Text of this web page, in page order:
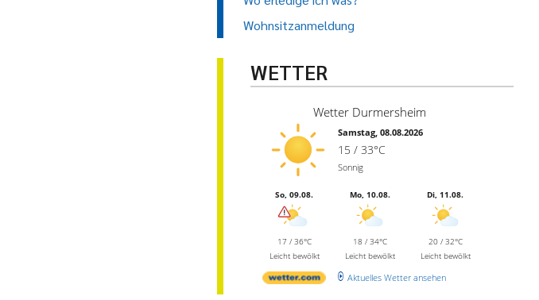
Wohnsitzanmeldung
WETTER
Wetter Durmersheim
Samstag, 08.08.2026
15 / 33°C
Sonnig
So, 09.08.
17 / 36°C
Leicht bewölkt
Mo, 10.08.
18 / 34°C
Leicht bewölkt
Di, 11.08.
20 / 32°C
Leicht bewölkt
Aktuelles Wetter ansehen